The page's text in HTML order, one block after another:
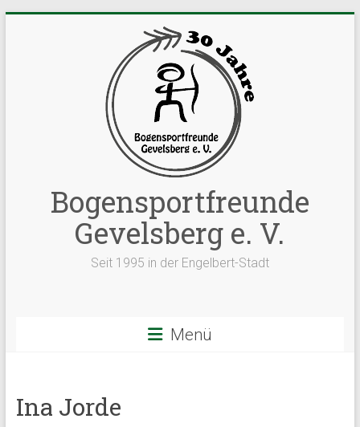
Bogensportfreunde
Gevelsberg e. V.
Seit 1995 in der Engelbert-Stadt
Menü
Ina Jorde